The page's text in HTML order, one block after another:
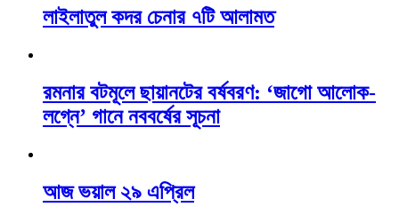
লাইলাতুল কদর চেনার ৭টি আলামত
রমনার বটমূলে ছায়ানটের বর্ষবরণ: ‘জাগো আলোক-
লগ্নে’ গানে নববর্ষের সূচনা
আজ ভয়াল ২৯ এপ্রিল